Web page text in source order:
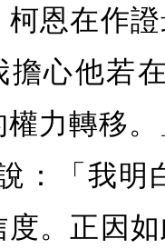
柯恩在作
擔心他若
權力轉移。
：「我明
度。正因